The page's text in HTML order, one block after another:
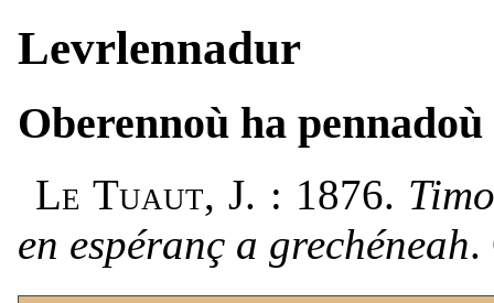
Levrlennadur
Oberennoù ha pennadoù
Le Tuaut, J. : 1876.
en espéranç a grechéneah.